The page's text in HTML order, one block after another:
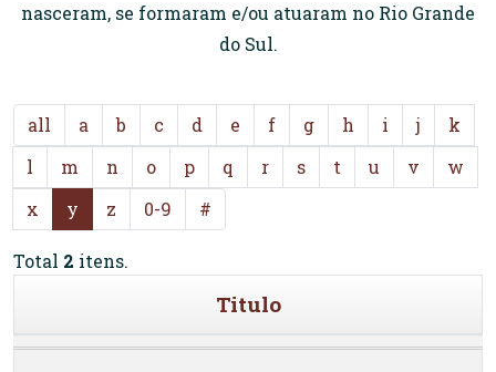
nasceram, se formaram e/ou atuaram no Rio Grande
do Sul.
all a b c d e f g h i j
k
l
m n o p q r s t u v
w
x
y z 0-9 #
Total 2 itens.
Titulo